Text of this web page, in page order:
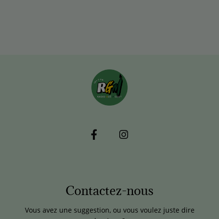
Contactez-nous
Vous avez une suggestion, ou vous voulez juste dire